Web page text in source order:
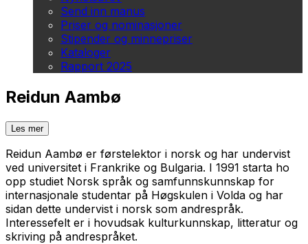
Send inn manus
Priser og nominasjoner
Stipender og minnepriser
Kataloger
Rapport 2025
Reidun Aambø
Les mer
Reidun Aambø er førstelektor i norsk og har undervist
ved universitet i Frankrike og Bulgaria. I 1991 starta ho
opp studiet Norsk språk og samfunnskunnskap for
internasjonale studentar på Høgskulen i Volda og har
sidan dette undervist i norsk som andrespråk.
Interessefelt er i hovudsak kulturkunnskap, litteratur og
skriving på andrespråket.